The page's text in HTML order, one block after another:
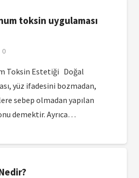
toksin uygulaması
0
Toksin Estetiği Doğal
yüz ifadesini bozmadan,
sebep olmadan yapılan
demektir. Ayrıca…